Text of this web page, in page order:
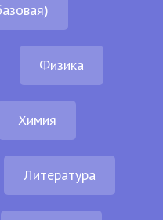
Физика
Химия
Литература